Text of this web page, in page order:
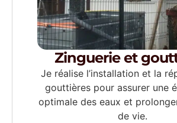
Zinguerie et
Je réalise l’installation et la
gouttières pour assurer une
optimale des eaux et
de vie.